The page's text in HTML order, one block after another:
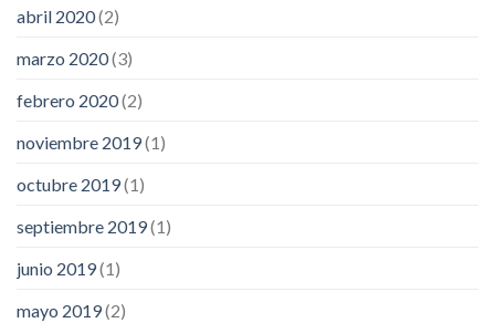
abril 2020(2)
marzo 2020(3)
febrero 2020(2)
noviembre 2019(1)
octubre 2019(1)
septiembre 2019(1)
junio 2019(1)
mayo 2019(2)